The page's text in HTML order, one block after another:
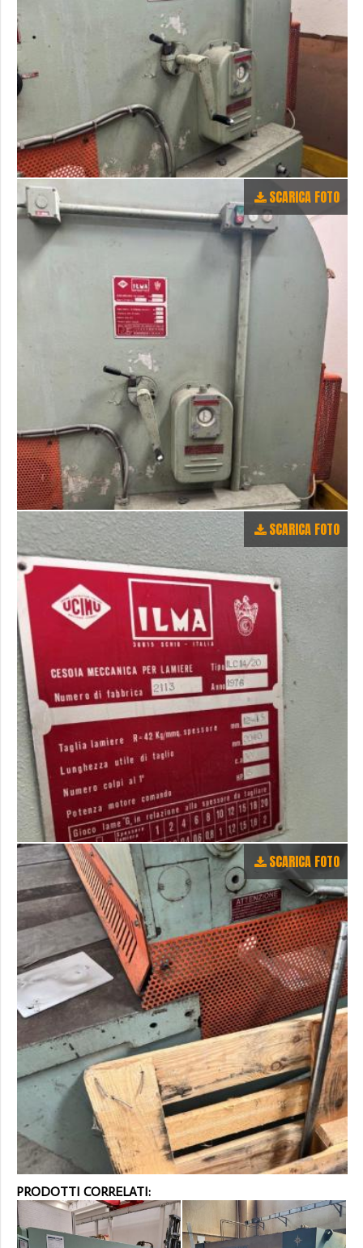
SCARICA FOTO
SCARICA FOTO
SCARICA FOTO
PRODOTTI CORRELATI: